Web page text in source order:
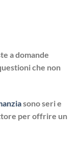
a domande
che non
sono seri e
per offrire un